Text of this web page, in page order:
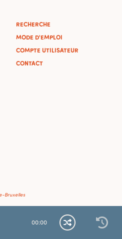
RECHERCHE
MODE D'EMPLOI
COMPTE UTILISATEUR
CONTACT
Bruxelles
00:00